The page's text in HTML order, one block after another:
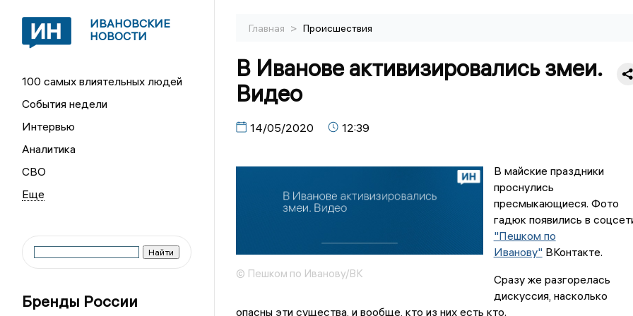
ИВАНОВСКИЕ
НОВОСТИ
100 самых влиятельных людей
События недели
Интервью
Аналитика
СВО
Бренды России
Главная > Происшествия
В Иванове активизировались змеи.
Видео
14/05/2020 12:39
© Пешком по Иванову/ВК
В майские праздники
проснулись
пресмыкающиеся. Фото
гадюк появились в
"Пешком по
Иванову"ВКонтакте.
Сразу же разгорелась
дискуссия, насколько
опасны эти существа, и вообще, кто из них есть кто.